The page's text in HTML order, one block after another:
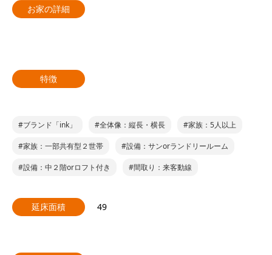
お家の詳細
特徴
#ブランド「ink」 #全体像：縦長・横長 #家族：5人以上
#家族：一部共有型２世帯 #設備：サンorランドリールーム
#設備：中２階orロフト付き #間取り：来客動線
延床面積 49